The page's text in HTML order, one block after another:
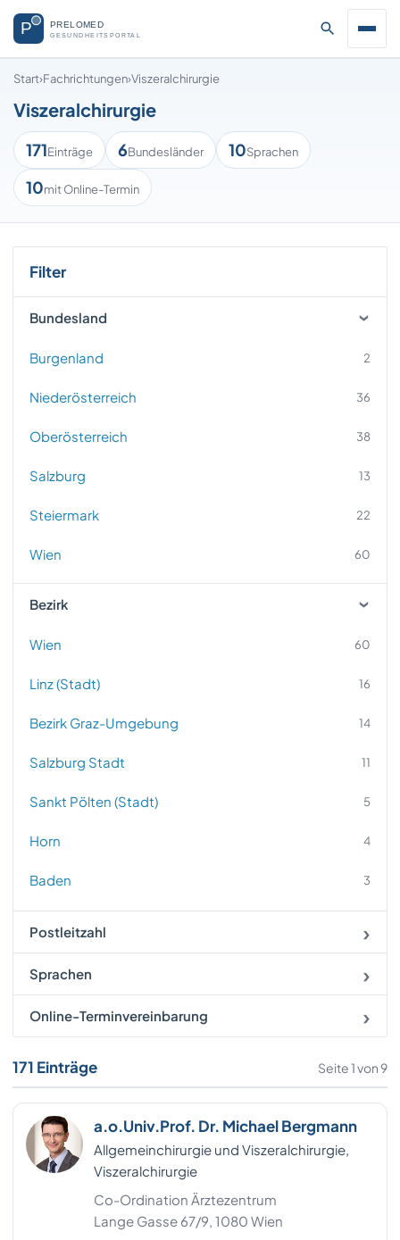
Start›Fachrichtungen›Viszeralchirurgie
Viszeralchirurgie
171Einträge 6Bundesländer 10Sprachen
10mit Online-Termin
Filter
Bundesland
Burgenland 2
Niederösterreich 36
Oberösterreich 38
Salzburg 13
Steiermark 22
Wien 60
Bezirk
Wien 60
Linz (Stadt) 16
Bezirk Graz-Umgebung 14
Salzburg Stadt 11
Sankt Pölten (Stadt) 5
Horn 4
Baden 3
Mistelbach
Rohrbach 3
Tulln 3
Amstetten 2
Bezirk Graz (Stadt)
Bezirk Murtal
Bezirk Weiz
Braunau am Inn
Postleitzahl
Sprachen
Online-Terminvereinbarung
171 Einträge Seite 1 von 9
a.o.Univ.Prof. Dr. Michael Bergmann
Allgemeinchirurgie und Viszeralchirurgie,
Viszeralchirurgie
Co-Ordination Ärztezentrum
Lange Gasse 67/9, 1080 Wien